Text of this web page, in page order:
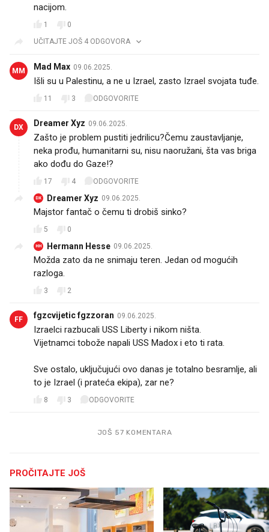
nacijom.
1
0
UČITAJTE JOŠ 4 ODGOVORA
MM Mad Max 09.06.2025.
Išli su u Palestinu, a ne u Izrael, zasto Izrael svojata tuđe.
11 3 ODGOVORITE
DX Dreamer Xyz 09.06.2025.
Zašto je problem pustiti jedrilicu?Čemu zaustavljanje,
neka prođu, humanitarni su, nisu naoružani, šta vas briga
ako dođu do Gaze!?
17 4 ODGOVORITE
DX Dreamer Xyz 09.06.2025.
Majstor fantač o čemu ti drobiš sinko?
5 0
HH Hermann Hesse 09.06.2025.
Možda zato da ne snimaju teren. Jedan od mogućih
razloga.
3 2
FF fgzcvijetic fgzzoran 09.06.2025.
Izraelci razbucali USS Liberty i nikom ništa.
Vijetnamci tobože napali USS Madox i eto ti rata.
Sve ostalo, uključujući ovo danas je totalno besramlje, ali
to je Izrael (i prateća ekipa), zar ne?
8 3 ODGOVORITE
JOŠ 57 KOMENTARA
PROČITAJTE JOŠ